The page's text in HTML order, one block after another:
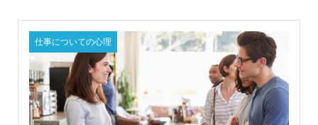
仕事についての心理